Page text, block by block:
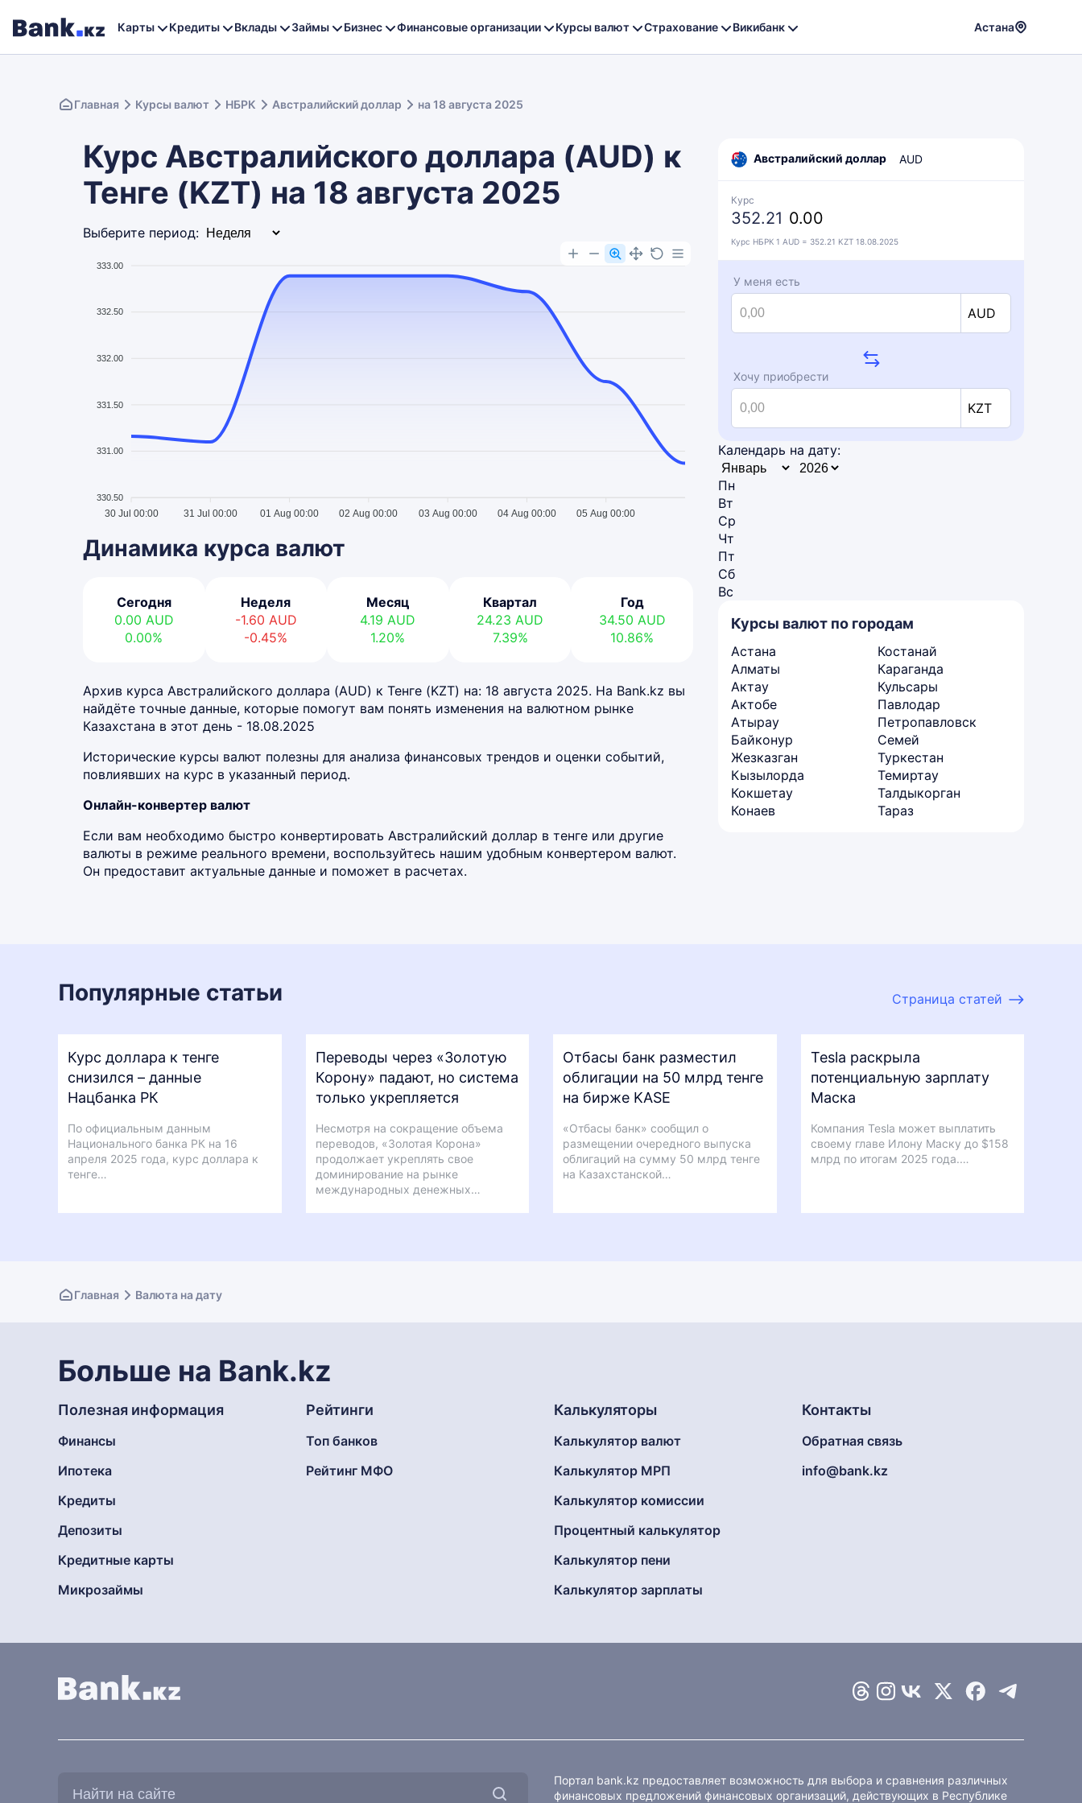
Карты Кредиты Вклады Займы Бизнес Финансовые организации Курсы валют Страхование Викибанк Астана
Главная Курсы валют НБРК Австралийский доллар на 18 августа 2025
Курс Австралийского доллара (AUD) к
Тенге (KZT) на 18 августа 2025
Выберите период:
333.00
332.50
332.00
331.50
331.00
330.50
30 Jul 00:00 31 Jul 00:00 01 Aug 00:00 02 Aug 00:00 03 Aug 00:00 04 Aug 00:00 05 Aug 00:00
Динамика курса валют
Сегодня
0.00 AUD
0.00%
Неделя
-1.60 AUD
-0.45%
Месяц
4.19AUD
1.20%
Квартал
24.23AUD
7.39%
Год
34.50 AUD
10.86%
Архив курса Австралийского доллара (AUD) к Тенге (KZT) на: 18 августа 2025. На Bank.kz вы
найдёте точные данные, которые помогут вам понять изменения на валютном рынке
Казахстана в этот день - 18.08.2025
Исторические курсы валют полезны для анализа финансовых трендов и оценки событий,
повлиявших на курс в указанный период.
Онлайн-конвертер валют
Если вам необходимо быстро конвертировать Австралийский доллар в тенге или другие
валюты в режиме реального времени, воспользуйтесь нашим удобным конвертером валют.
Он предоставит актуальные данные и поможет в расчетах.
Австралийский доллар AUD
Курс
352.21 0.00
Курс НБРК 1 AUD = 352.21 KZT 18.08.2025
У меня есть
AUD
Хочу приобрести
KZT
Календарь на дату:
Пн
Вт
Ср
Чт
Пт
Сб
Вс
Курсы валют по городам
Астана
Алматы
Актау
Актобе
Атырау
Байконур
Жезказган
Кызылорда
Кокшетау
Конаев
Костанай
Караганда
Кульсары
Павлодар
Петропавловск
Семей
Туркестан
Темиртау
Талдыкорган
Тараз
Популярные статьи Страница статей
Курс доллара к тенге
снизился – данные
Нацбанка РК
По официальным данным
Национального банка РК на 16
апреля 2025 года, курс доллара к
тенге…
Переводы через «Золотую
Корону» падают, но система
только укрепляется
Несмотря на сокращение объема
переводов, «Золотая Корона»
продолжает укреплять свое
доминирование на рынке
международных денежных…
Отбасы банк разместил
облигации на 50 млрд тенге
на бирже KASE
«Отбасы банк» сообщил о
размещении очередного выпуска
облигаций на сумму 50 млрд тенге
на Казахстанской…
Tesla раскрыла
потенциальную зарплату
Маска
Компания Tesla может выплатить
своему главе Илону Маску до $158
млрд по итогам 2025 года.…
Главная Валюта на дату
Больше на Bank.kz
Полезная информация
Финансы
Ипотека
Кредиты
Депозиты
Кредитные карты
Микрозаймы
Рейтинги
Топ банков
Рейтинг МФО
Калькуляторы
Калькулятор валют
Калькулятор МРП
Калькулятор комиссии
Процентный калькулятор
Калькулятор пени
Калькулятор зарплаты
Контакты
Обратная связь
info@bank.kz
Портал bank.kz предоставляет возможность для выбора и сравнения различных
финансовых предложений финансовых организаций, действующих в Республике